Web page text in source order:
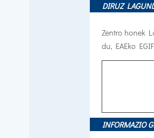
DIRUZ
Zentro honek
du, EAEko
INFORMAZIO